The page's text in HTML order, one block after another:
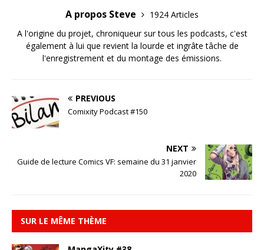
A propos Steve
1924 Articles
A l'origine du projet, chroniqueur sur tous les podcasts, c'est
également à lui que revient la lourde et ingrâte tâche de
l'enregistrement et du montage des émissions.
PREVIOUS
Comixity Podcast #150
NEXT
Guide de lecture Comics VF: semaine du 31 janvier
2020
SUR LE MÊME THÈME